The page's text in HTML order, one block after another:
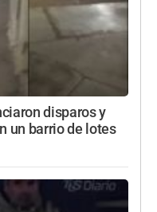
disparos y
un barrio de lotes